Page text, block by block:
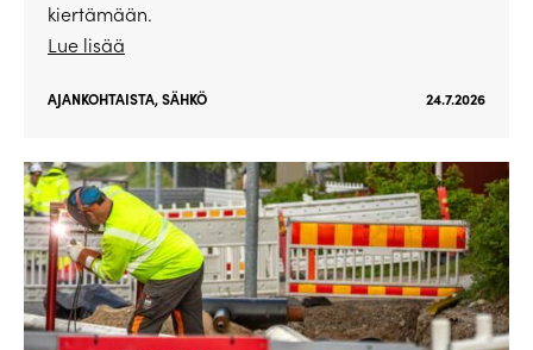
kiertämään.
Lue lisää
AJANKOHTAISTA,SÄHKÖ 24.7.2026